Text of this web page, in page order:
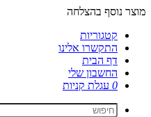
מוצר נוסף בהצלחה
קטגוריות
התקשרו אלינו
דף הבית
החשבון שלי
0 עגלת קניות